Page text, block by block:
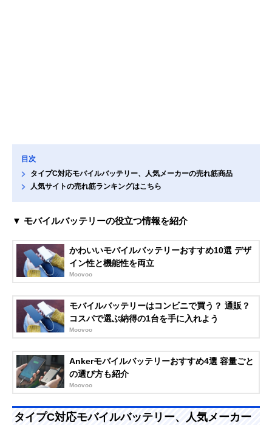
目次
タイプC対応モバイルバッテリー、人気メーカーの売れ筋商品
人気サイトの売れ筋ランキングはこちら
▼ モバイルバッテリーの役立つ情報を紹介
かわいいモバイルバッテリーおすすめ10選 デザ
イン性と機能性を両立
Moovoo
モバイルバッテリーはコンビニで買う？ 通販？
コスパで選ぶ納得の1台を手に入れよう
Moovoo
Ankerモバイルバッテリーおすすめ4選 容量ごと
の選び方も紹介
Moovoo
タイプC対応モバイルバッテリー、人気メーカー